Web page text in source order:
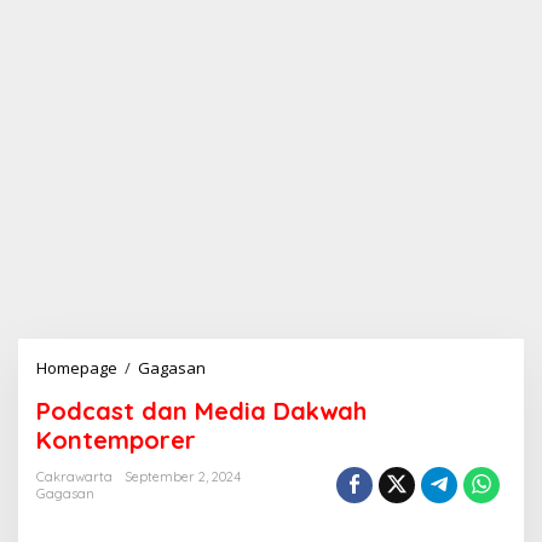
Homepage / Gagasan
d
s
Podcast dan Media Dakwah
Kontemporer
Cakrawarta
September 2, 2024
Gagasan